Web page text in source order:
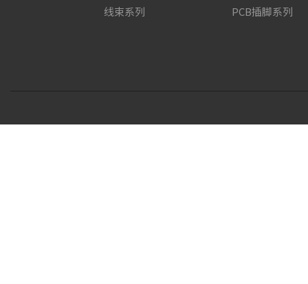
线束系列
PCB插脚系列